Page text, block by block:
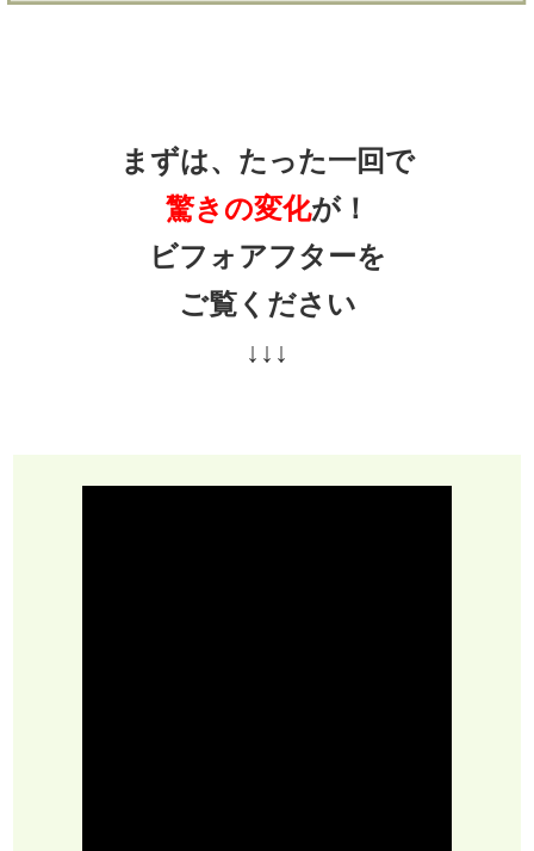
まずは、たった一回で
驚きの変化が！
ビフォアフターを
ご覧ください
↓↓↓